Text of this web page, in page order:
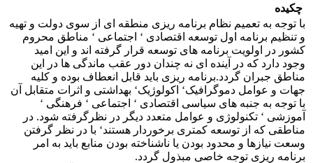
چکیده
با توجه به تعمیم نظام برنامه ریزی منطقه ای از سوی دولت و تهیه
و تنظیم برنامه اول توسعه اقتصادی ‘ اجتماعی ‘ مناطق محروم
کشور در اولویت برنامه های توسعه قرار گرفته اند و این امید
وجود دارد که در آینده ای نه چندان دور عقب ماندگی ها در این
مناطق جبران گردد.برنامه ریزی باید قابل انعطاف بوده و کلیه
جهات و عوامل دموگرافیک‘ اکولوژیک‘ بهداشتی و اثرات متقابل آن
با توجه به جنبه های سیاسی اقتصادی ‘ اجتماعی ‘ فرهنگی ‘
آموزشی ‘ تکنولوژی و عوامل متعدد دیگر در نظرگرفته شود. در
مناطقی که از توسعه کمتری برخوردار هستند‘ با در نظر گرفتن
وسعت نیازها و محدود بودن یا ناشناخته بودن منابع باید به امر
برنامه ریزی توجه خاصی مبذول گردد.